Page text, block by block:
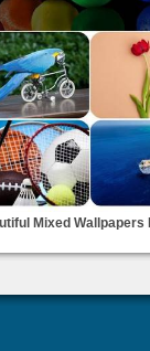
Mixed Wallpapers